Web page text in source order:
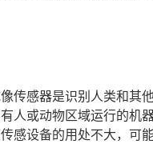
感器是识别人类和其
人或动物区域运行的机
感设备的用处不大，可